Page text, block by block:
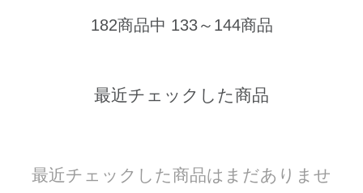
182商品中 133～144商品
最近チェックした商品
最近チェックした商品はまだありませ